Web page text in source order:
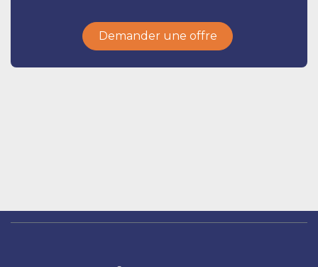
Demander une offre